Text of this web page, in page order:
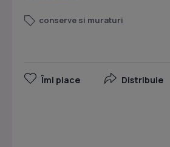
conserve si muraturi
Îmi place Distribuie